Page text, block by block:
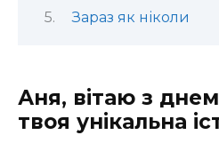
Зараз як ніколи
Аня, вітаю з
твоя унікальна